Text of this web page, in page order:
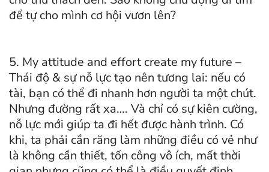
để tự cho mình cơ hội vươn lên?
5. My attitude and effort create my future –
Thái độ & sự nỗ lực tạo nên tương lai: nếu có
tài, bạn có thể đi nhanh hơn người ta một chút.
Nhưng đường rất xa…. Và chỉ có sự kiên cường,
nỗ lực mới giúp ta đi hết được hành trình. Có
khi, ta phải cắn răng làm những điều có vẻ như
là không cần thiết, tốn công vô ích, mất thời